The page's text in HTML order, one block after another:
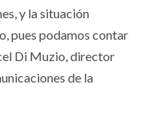
y la situación
pues podamos contar
Di Muzio, director
de la